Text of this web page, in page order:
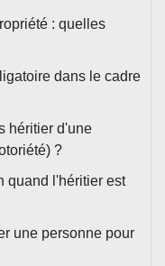
: quelles
dans le cadre
héritier d'une
?
quand l'héritier est
une personne pour